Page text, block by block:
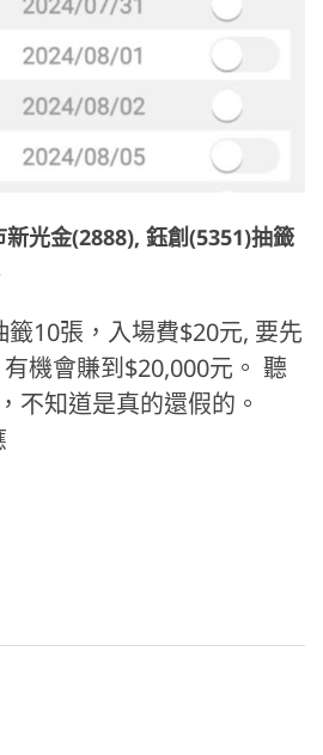
光金(2888), 鈺創(5351)抽籤
10張，入場費$20元, 要先
機會賺到$20,000元。 聽
不知道是真的還假的。